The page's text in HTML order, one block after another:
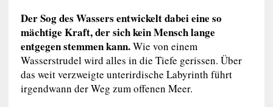
Der Sog des Wassers entwickelt dabei eine so
mächtige Kraft, der sich kein Mensch lange
entgegen stemmen kann.Wie von einem
Wasserstrudel wird alles in die Tiefe gerissen. Über
das weit verzweigte unterirdische Labyrinth führt
irgendwann der Weg zum offenen Meer.